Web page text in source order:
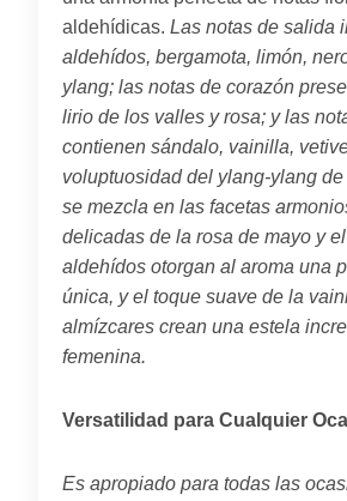
aldehídicas. Las notas de salida
aldehídos, bergamota, limón,
ylang; las notas de corazón
lirio de los valles y rosa; y las
contienen sándalo, vainilla,
voluptuosidad del ylang-ylang
se mezcla en las facetas
delicadas de la rosa de mayo y
aldehídos otorgan al aroma una
única, y el toque suave de la
almízcares crean una estela
femenina.
Versatilidad para Cualquier
Es apropiado para todas las